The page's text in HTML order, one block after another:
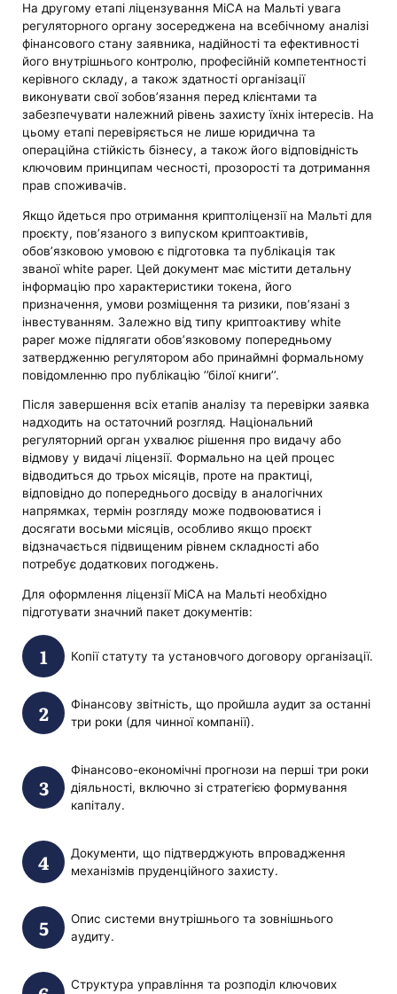
На другому етапі ліцензування MiCA на Мальті увага
регуляторного органу зосереджена на всебічному аналізі
фінансового стану заявника, надійності та ефективності
його внутрішнього контролю, професійній компетентності
керівного складу, а також здатності організації
виконувати свої зобов’язання перед клієнтами та
забезпечувати належний рівень захисту їхніх інтересів. На
цьому етапі перевіряється не лише юридична та
операційна стійкість бізнесу, а також його відповідність
ключовим принципам чесності, прозорості та дотримання
прав споживачів.
Якщо йдеться про отримання криптоліцензії на Мальті для
проєкту, пов’язаного з випуском криптоактивів,
обов’язковою умовою є підготовка та публікація так
званої white paper. Цей документ має містити детальну
інформацію про характеристики токена, його
призначення, умови розміщення та ризики, пов’язані з
інвестуванням. Залежно від типу криптоактиву white
paper може підлягати обов’язковому попередньому
затвердженню регулятором або принаймні формальному
повідомленню про публікацію ’’білої книги’’.
Після завершення всіх етапів аналізу та перевірки заявка
надходить на остаточний розгляд. Національний
регуляторний орган ухвалює рішення про видачу або
відмову у видачі ліцензії. Формально на цей процес
відводиться до трьох місяців, проте на практиці,
відповідно до попереднього досвіду в аналогічних
напрямках, термін розгляду може подвоюватися і
досягати восьми місяців, особливо якщо проєкт
відзначається підвищеним рівнем складності або
потребує додаткових погоджень.
Для оформлення ліцензії MiCA на Мальті необхідно
підготувати значний пакет документів:
Копії статуту та установчого договору організації.
Фінансову звітність, що пройшла аудит за останні
три роки (для чинної компанії).
Фінансово-економічні прогнози на перші три роки
діяльності, включно зі стратегією формування
капіталу.
Документи, що підтверджують впровадження
механізмів пруденційного захисту.
Опис системи внутрішнього та зовнішнього
аудиту.
Структура управління та розподіл ключових